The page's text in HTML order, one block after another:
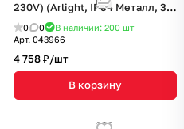
230V) (Arlight, IP54 Металл, 3
года)
0 0 В наличии: 200 шт
Арт. 043966
4 758 ₽/шт
В корзину